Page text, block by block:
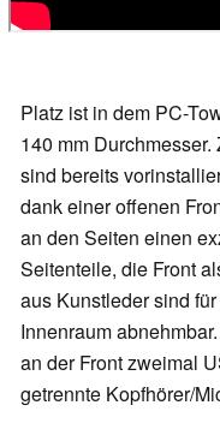
Platz ist in dem PC-
140 mm
sind bereits
dank einer offenen
an den Seiten einen
Seitenteile, die Front
aus Kunstleder sind
Innenraum
an der Front zweimal
getrennte Kopfhörer/